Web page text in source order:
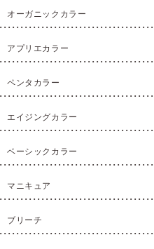
オーガニックカラー
アプリエカラー
ペンタカラー
エイジングカラー
ベーシックカラー
マニキュア
ブリーチ